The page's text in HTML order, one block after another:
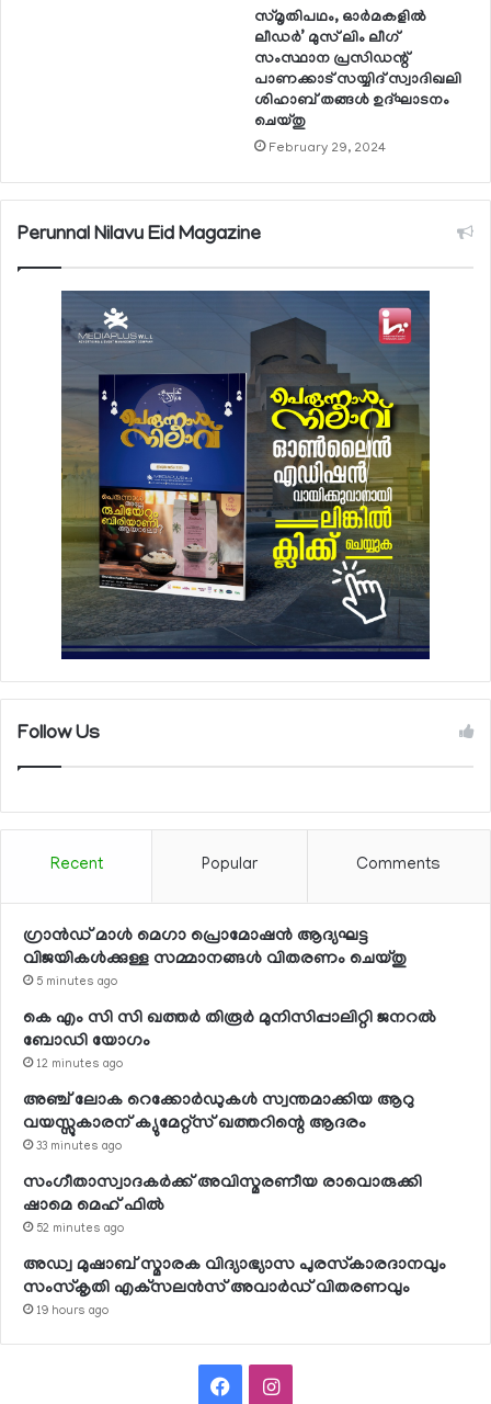
സ്മൃതിപഥം, ഓര്‍മകളില്‍
ലീഡര്‍’ മുസ് ലിം ലീഗ്
സംസ്ഥാന പ്രസിഡന്റ്
പാണക്കാട് സയ്യിദ് സ്വാദിഖലി
ശിഹാബ് തങ്ങള്‍ ഉദ്ഘാടനം
ചെയ്തു
February 29, 2024
Perunnal Nilavu Eid Magazine
Follow Us
Recent Popular Comments
ഗ്രാന്‍ഡ് മാള്‍ മെഗാ പ്രൊമോഷന്‍ ആദ്യഘട്ട
വിജയികള്‍ക്കുള്ള സമ്മാനങ്ങള്‍ വിതരണം ചെയ്തു
5 minutes ago
കെ എം സി സി ഖത്തര്‍ തിരൂര്‍ മുനിസിപ്പാലിറ്റി ജനറല്‍
ബോഡി യോഗം
12 minutes ago
അഞ്ച് ലോക റെക്കോര്‍ഡുകള്‍ സ്വന്തമാക്കിയ ആറു
വയസ്സുകാരന് ക്യുമേറ്റ്‌സ് ഖത്തറിന്റെ ആദരം
33 minutes ago
സംഗീതാസ്വാദകര്‍ക്ക് അവിസ്മരണീയ രാവൊരുക്കി
ഷാമെ മെഹ് ഫില്‍
52 minutes ago
അഡ്വ മുഷാബ് സ്മാരക വിദ്യാഭ്യാസ പുരസ്‌കാരദാനവും
സംസ്‌കൃതി എക്‌സലന്‍സ് അവാര്‍ഡ് വിതരണവും
19 hours ago
FacebookInstagram